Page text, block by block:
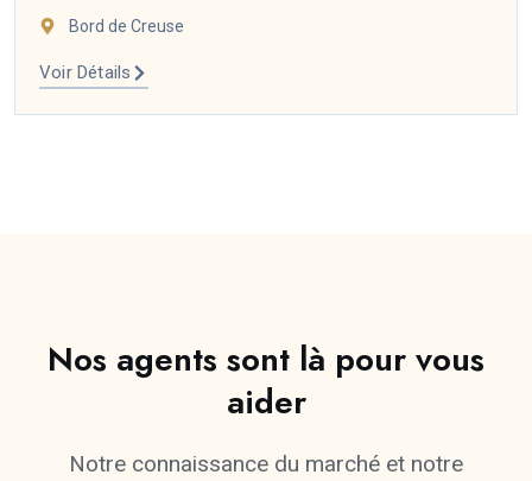
Bord de Creuse
Voir Détails
Nos agents sont là pour vous
aider
Notre connaissance du marché et notre